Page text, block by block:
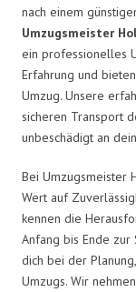
nach einem
Umzugsmeister
ein professionelles
Erfahrung und
Umzug. Unsere
sicheren Transport
unbeschädigt an
Bei Umzugsmeister
Wert auf
kennen die
Anfang bis Ende
dich bei der
Umzugs. Wir